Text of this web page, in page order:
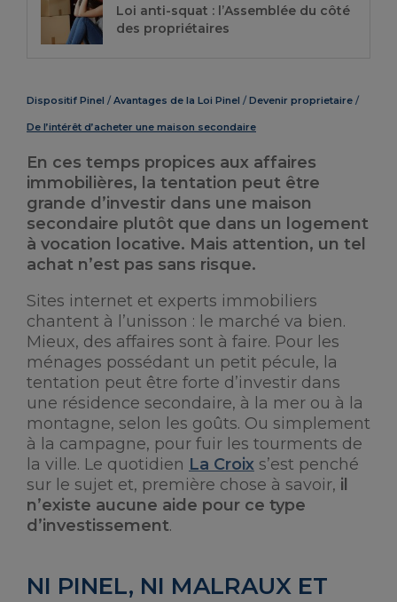
Dispositif Pinel Avantages de la Loi Pinel Devenir proprietaire
De l’intérêt d’acheter une maison secondaire
En ces temps propices aux affaires
immobilières, la tentation peut être
grande d’investir dans une maison
secondaire plutôt que dans un logement
à vocation locative. Mais attention, un tel
achat n’est pas sans risque.
Sites internet et experts immobiliers
chantent à l’unisson : le marché va bien.
Mieux, des affaires sont à faire. Pour les
ménages possédant un petit pécule, la
tentation peut être forte d’investir dans
une résidence secondaire, à la mer ou à la
montagne, selon les goûts. Ou simplement
à la campagne, pour fuir les tourments de
la ville. Le quotidien La Croix s’est penché
sur le sujet et, première chose à savoir, il
n’existe aucune aide pour ce type
d’investissement.
NI PINEL, NI MALRAUX ET
Loi anti-squat : l’Assemblée du côté
des propriétaires